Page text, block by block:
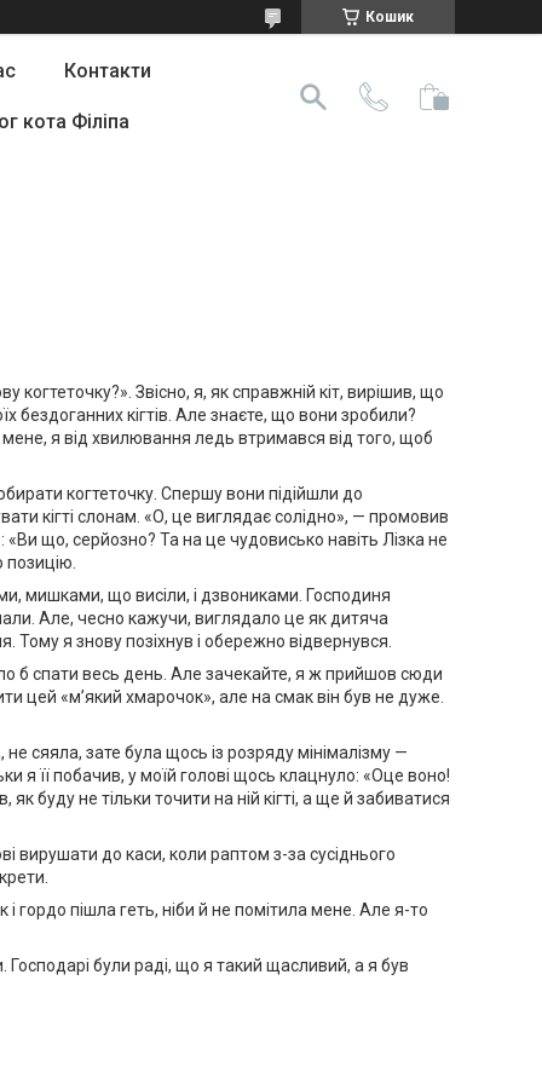
Кошик
Контакти
кота Філіпа
Звісно, я, як справжній кіт, вирішив, що
бездоганних кігтів. Але знаєте, що вони зробили?
я від хвилювання ледь втримався від того, щоб
когтеточку. Спершу вони підійшли до
кігті слонам. «О, це виглядає солідно», — промовив
що, серйозно? Та на це чудовисько навіть Лізка не
мишками, що висіли, і дзвониками. Господиня
Але, чесно кажучи, виглядало це як дитяча
Тому я знову позіхнув і обережно відвернувся.
б спати весь день. Але зачекайте, я ж прийшов сюди
цей «м’який хмарочок», але на смак він був не дуже.
не сяяла, зате була щось із розряду мінімалізму —
я її побачив, у моїй голові щось клацнуло: «Оце воно!
як буду не тільки точити на ній кігті, а ще й забиватися
вирушати до каси, коли раптом з-за сусіднього
гордо пішла геть, ніби й не помітила мене. Але я-то
були раді, що я такий щасливий, а я був